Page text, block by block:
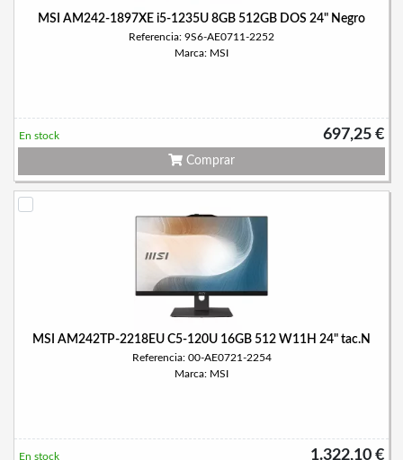
MSI AM242-1897XE i5-1235U 8GB 512GB DOS 24" Negro
Referencia: 9S6-AE0711-2252
Marca: MSI
697,25 €
En stock
Comprar
MSI AM242TP-2218EU C5-120U 16GB 512 W11H 24" tac.N
Referencia: 00-AE0721-2254
Marca: MSI
1.322,10 €
En stock